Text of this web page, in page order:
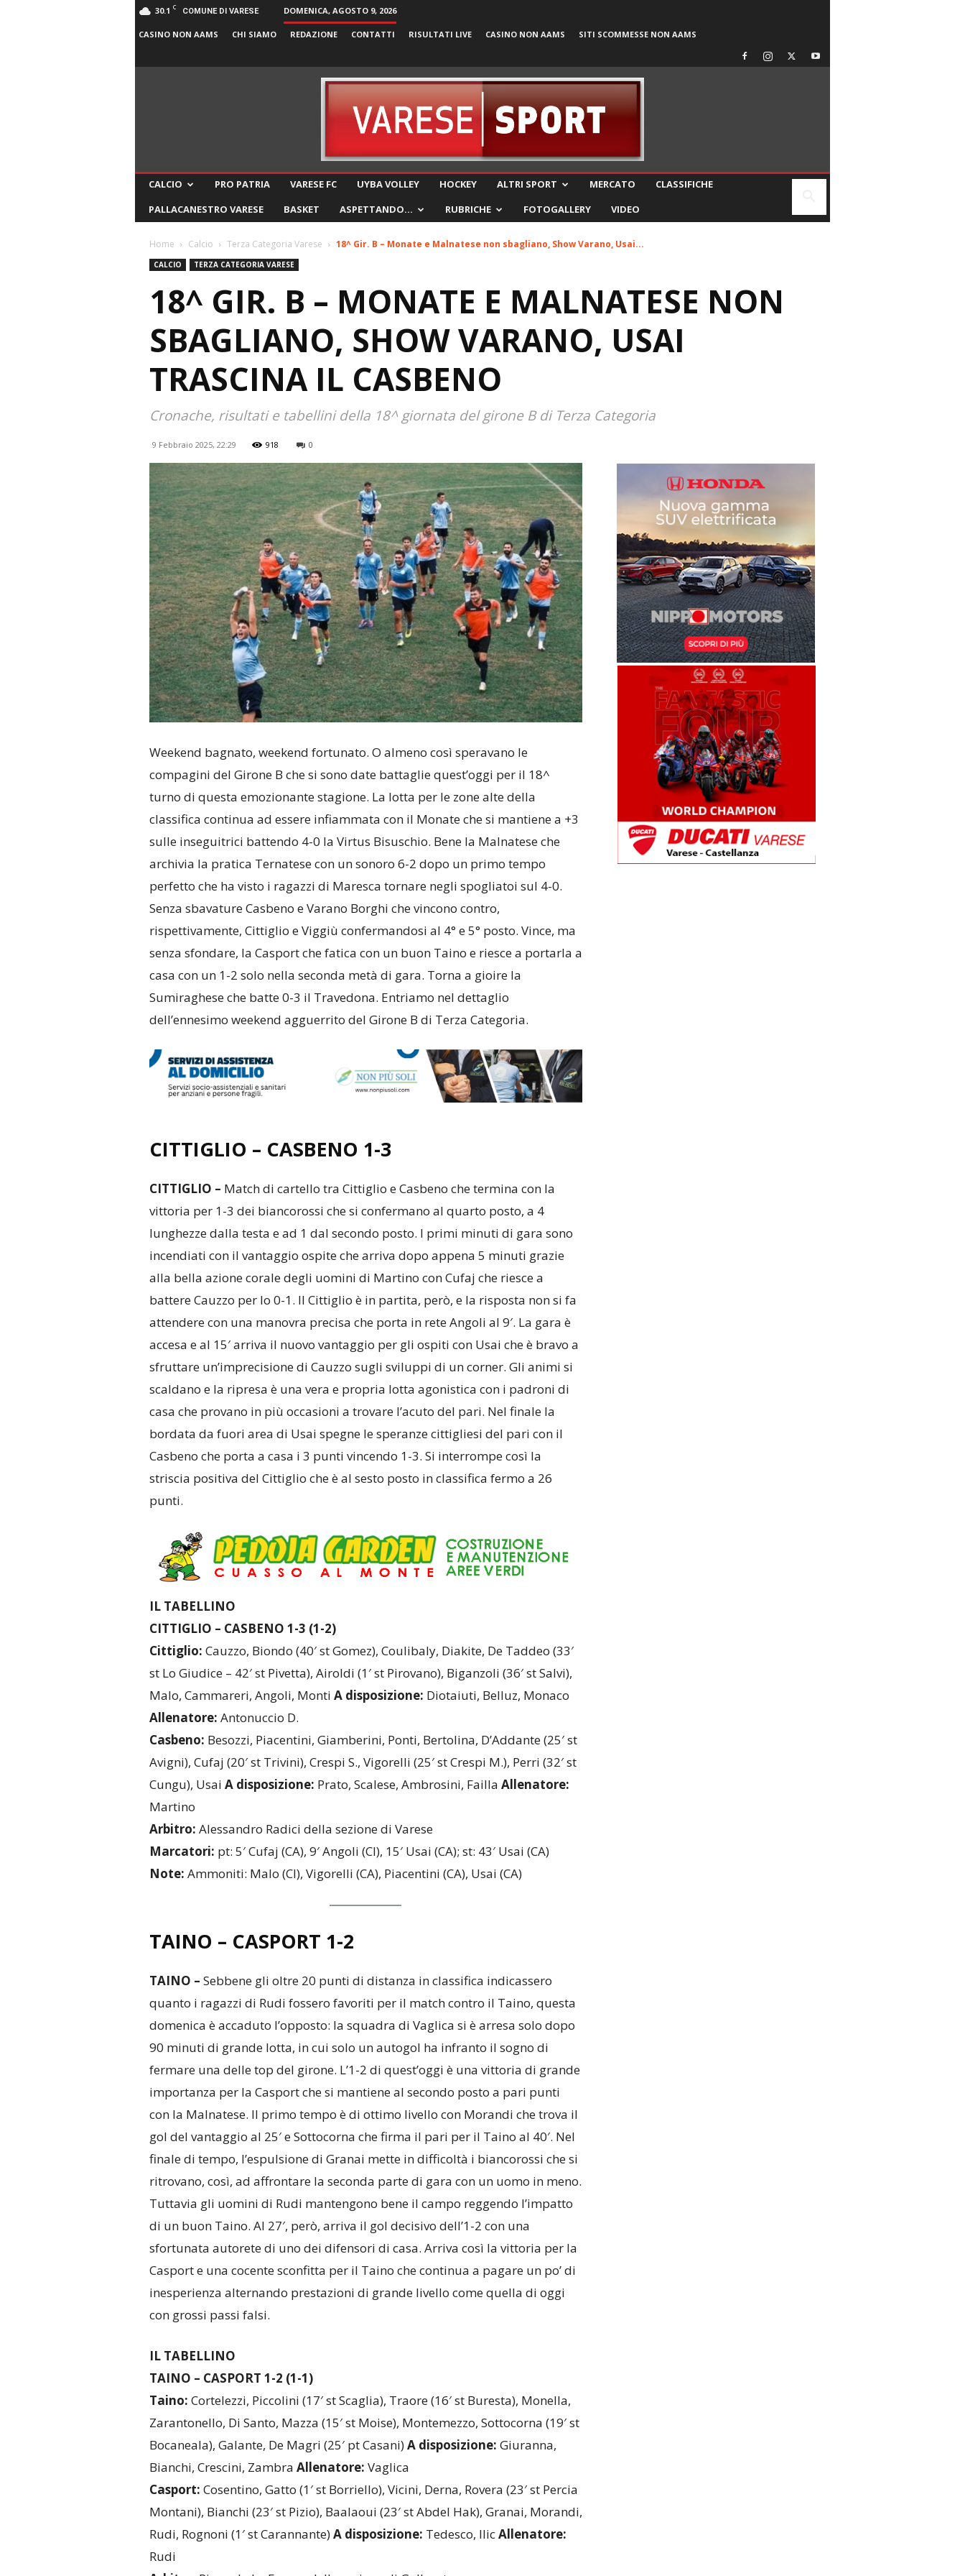
30.1 C COMUNE DI VARESE DOMENICA, AGOSTO 9, 2026
CASINO NON AAMS CHI SIAMO REDAZIONE CONTATTI RISULTATI LIVE CASINO NON AAMS SITI SCOMMESSE NON AAMS
CALCIO PRO PATRIA VARESE FC UYBA VOLLEY HOCKEY ALTRI SPORT MERCATO
CLASSIFICHE
PALLACANESTRO VARESE
BASKET ASPETTANDO… RUBRICHE FOTOGALLERY VIDEO
Home Calcio Terza Categoria Varese 18^ Gir. B – Monate e Malnatese non sbagliano, Show Varano, Usai...
CALCIO TERZA CATEGORIA VARESE
18^ GIR. B – MONATE E MALNATESE NON
SBAGLIANO, SHOW VARANO, USAI
TRASCINA IL CASBENO
Cronache, risultati e tabellini della 18^ giornata del girone B di Terza Categoria
9 Febbraio 2025, 22:29 918 0
Weekend bagnato, weekend fortunato. O almeno così speravano le
compagini del Girone B che si sono date battaglie quest’oggi per il 18^
turno di questa emozionante stagione. La lotta per le zone alte della
classifica continua ad essere infiammata con il Monate che si mantiene a +3
sulle inseguitrici battendo 4-0 la Virtus Bisuschio. Bene la Malnatese che
archivia la pratica Ternatese con un sonoro 6-2 dopo un primo tempo
perfetto che ha visto i ragazzi di Maresca tornare negli spogliatoi sul 4-0.
Senza sbavature Casbeno e Varano Borghi che vincono contro,
rispettivamente, Cittiglio e Viggiù confermandosi al 4° e 5° posto. Vince, ma
senza sfondare, la Casport che fatica con un buon Taino e riesce a portarla a
casa con un 1-2 solo nella seconda metà di gara. Torna a gioire la
Sumiraghese che batte 0-3 il Travedona. Entriamo nel dettaglio
dell’ennesimo weekend agguerrito del Girone B di Terza Categoria.
CITTIGLIO – CASBENO 1-3
CITTIGLIO – Match di cartello tra Cittiglio e Casbeno che termina con la
vittoria per 1-3 dei biancorossi che si confermano al quarto posto, a 4
lunghezze dalla testa e ad 1 dal secondo posto. I primi minuti di gara sono
incendiati con il vantaggio ospite che arriva dopo appena 5 minuti grazie
alla bella azione corale degli uomini di Martino con Cufaj che riesce a
battere Cauzzo per lo 0-1. Il Cittiglio è in partita, però, e la risposta non si fa
attendere con una manovra precisa che porta in rete Angoli al 9′. La gara è
accesa e al 15′ arriva il nuovo vantaggio per gli ospiti con Usai che è bravo a
sfruttare un’imprecisione di Cauzzo sugli sviluppi di un corner. Gli animi si
scaldano e la ripresa è una vera e propria lotta agonistica con i padroni di
casa che provano in più occasioni a trovare l’acuto del pari. Nel finale la
bordata da fuori area di Usai spegne le speranze cittigliesi del pari con il
Casbeno che porta a casa i 3 punti vincendo 1-3. Si interrompe così la
striscia positiva del Cittiglio che è al sesto posto in classifica fermo a 26
punti.
IL TABELLINO
CITTIGLIO – CASBENO 1-3 (1-2)
Cittiglio: Cauzzo, Biondo (40′ st Gomez), Coulibaly, Diakite, De Taddeo (33′
st Lo Giudice – 42′ st Pivetta), Airoldi (1′ st Pirovano), Biganzoli (36′ st Salvi),
Malo, Cammareri, Angoli, Monti A disposizione: Diotaiuti, Belluz, Monaco
Allenatore: Antonuccio D.
Casbeno: Besozzi, Piacentini, Giamberini, Ponti, Bertolina, D’Addante (25′ st
Avigni), Cufaj (20′ st Trivini), Crespi S., Vigorelli (25′ st Crespi M.), Perri (32′ st
Cungu), Usai A disposizione: Prato, Scalese, Ambrosini, Failla Allenatore:
Martino
Arbitro: Alessandro Radici della sezione di Varese
Marcatori: pt: 5′ Cufaj (CA), 9′ Angoli (CI), 15′ Usai (CA); st: 43′ Usai (CA)
Note: Ammoniti: Malo (CI), Vigorelli (CA), Piacentini (CA), Usai (CA)
TAINO – CASPORT 1-2
TAINO – Sebbene gli oltre 20 punti di distanza in classifica indicassero
quanto i ragazzi di Rudi fossero favoriti per il match contro il Taino, questa
domenica è accaduto l’opposto: la squadra di Vaglica si è arresa solo dopo
90 minuti di grande lotta, in cui solo un autogol ha infranto il sogno di
fermare una delle top del girone. L’1-2 di quest’oggi è una vittoria di grande
importanza per la Casport che si mantiene al secondo posto a pari punti
con la Malnatese. Il primo tempo è di ottimo livello con Morandi che trova il
gol del vantaggio al 25′ e Sottocorna che firma il pari per il Taino al 40′. Nel
finale di tempo, l’espulsione di Granai mette in difficoltà i biancorossi che si
ritrovano, così, ad affrontare la seconda parte di gara con un uomo in meno.
Tuttavia gli uomini di Rudi mantengono bene il campo reggendo l’impatto
di un buon Taino. Al 27′, però, arriva il gol decisivo dell’1-2 con una
sfortunata autorete di uno dei difensori di casa. Arriva così la vittoria per la
Casport e una cocente sconfitta per il Taino che continua a pagare un po’ di
inesperienza alternando prestazioni di grande livello come quella di oggi
con grossi passi falsi.
IL TABELLINO
TAINO – CASPORT 1-2 (1-1)
Taino: Cortelezzi, Piccolini (17′ st Scaglia), Traore (16′ st Buresta), Monella,
Zarantonello, Di Santo, Mazza (15′ st Moise), Montemezzo, Sottocorna (19′ st
Bocaneala), Galante, De Magri (25′ pt Casani)A disposizione: Giuranna,
Bianchi, Crescini, Zambra Allenatore: Vaglica
Casport: Cosentino, Gatto (1′ st Borriello), Vicini, Derna, Rovera (23′ st Percia
Montani), Bianchi (23′ st Pizio), Baalaoui (23′ st Abdel Hak), Granai, Morandi,
Rudi, Rognoni (1′ st Carannante)A disposizione: Tedesco, IlicAllenatore:
Rudi